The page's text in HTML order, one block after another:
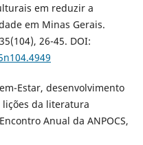
em reduzir a
em Minas Gerais.
26-45. DOI:
Estar, desenvolvimento
da literatura
Anual da ANPOCS,